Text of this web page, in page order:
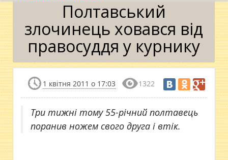
Полтавський
злочинець ховався від
правосуддя у курнику
1 квітня 2011 о 17:03 1322
Три тижні тому 55-річний полтавець
поранив ножем свого друга і втік.